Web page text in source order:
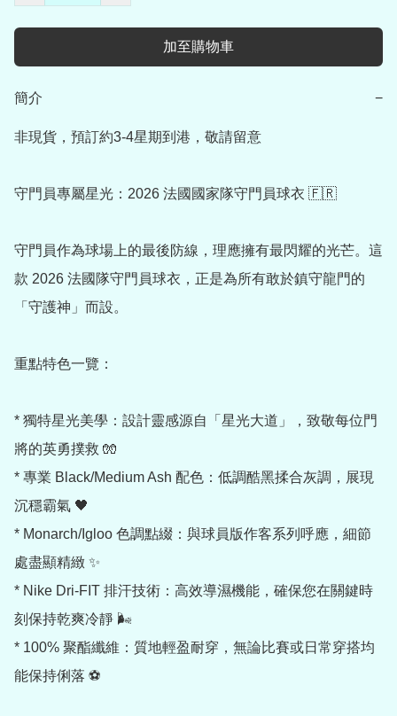
加至購物車
簡介 −
非現貨，預訂約3-4星期到港，敬請留意
守門員專屬星光：2026 法國國家隊守門員球衣 🇫🇷
守門員作為球場上的最後防線，理應擁有最閃耀的光芒。這
款 2026 法國隊守門員球衣，正是為所有敢於鎮守龍門的
「守護神」而設。
重點特色一覽：
* 獨特星光美學：設計靈感源自「星光大道」，致敬每位門
將的英勇撲救 🧤
* 專業 Black/Medium Ash 配色：低調酷黑揉合灰調，展現
沉穩霸氣 🖤
* Monarch/Igloo 色調點綴：與球員版作客系列呼應，細節
處盡顯精緻 ✨
* Nike Dri-FIT 排汗技術：高效導濕機能，確保您在關鍵時
刻保持乾爽冷靜 🌬️
* 100% 聚酯纖維：質地輕盈耐穿，無論比賽或日常穿搭均
能保持俐落 ⚽